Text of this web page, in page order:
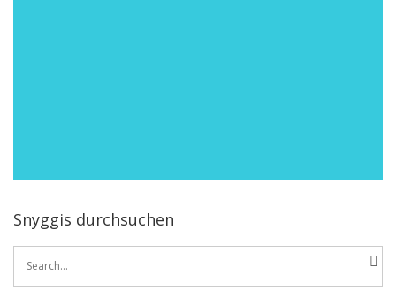
Snyggis durchsuchen
Search